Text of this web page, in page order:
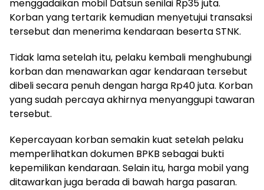
menggadaikan mobil Datsun senilai Rp35 juta.
Korban yang tertarik kemudian menyetujui transaksi
tersebut dan menerima kendaraan beserta STNK.
Tidak lama setelah itu, pelaku kembali menghubungi
korban dan menawarkan agar kendaraan tersebut
dibeli secara penuh dengan harga Rp40 juta. Korban
yang sudah percaya akhirnya menyanggupi tawaran
tersebut.
Kepercayaan korban semakin kuat setelah pelaku
memperlihatkan dokumen BPKB sebagai bukti
kepemilikan kendaraan. Selain itu, harga mobil yang
ditawarkan juga berada di bawah harga pasaran.